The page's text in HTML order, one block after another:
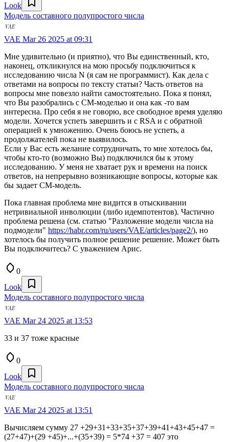
Look
Модель составного полупростого числа
VAE Mar 26 2025 at 09:31
Мне удивительно (и приятно), что Вы единственный, кто,
наконец, откликнулся на мою просьбу подключиться к
исследованию числа N (я сам не программист). Как дела с
ответами на вопросы по тексту статьи? Часть ответов на
вопросы мне повезло найти самостоятельно. Пока я понял,
что Вы разобрались с СМ-моделью и она как -то вам
интересна. Про себя я не говорю, все свободное время уделяю
модели. Хочется успеть завершить и с RSA и с обратной
операцией к умножению. Очень боюсь не успеть, а
продолжателей пока не выявилось.
Если у Вас есть желание сотрудничать, то мне хотелось бы,
чтобы кто-то (возможно Вы) подключился бы к этому
исследованию. У меня не хватает рук и времени на поиск
ответов, на непрерывно возникающие вопросы, которые как
бы задает СМ-модель.
Пока главная проблема мне видится в отыскивании
нетривиальной инволюции (либо идемпотентов). Частично
проблема решена (см. статью "Разложение модели числа на
подмодели" https://habr.com/ru/users/VAE/articles/page2/), но
хотелось бы получить полное решение решение. Может быть
Вы подключитесь? С уважением Арис.
0
Look
Модель составного полупростого числа
VAE Mar 24 2025 at 13:53
33 и 37 тоже красные
0
Look
Модель составного полупростого числа
VAE Mar 24 2025 at 13:51
Вычисляем сумму 27 +29+31+33+35+37+39+41+43+45+47 =
(27+47)+(29 +45)+...+(35+39) = 5*74 +37 = 407 это